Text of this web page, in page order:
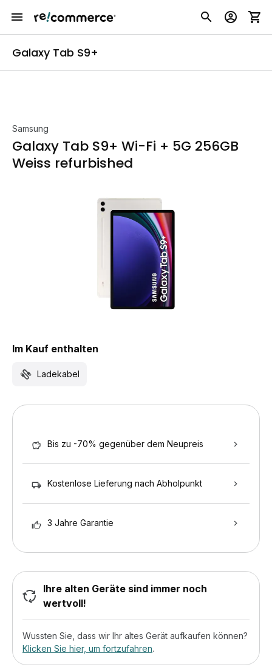
Galaxy Tab S9+
Samsung
Galaxy Tab S9+ Wi-Fi + 5G 256GB
Weiss refurbished
Im Kauf enthalten
Ladekabel
Bis zu -70% gegenüber dem Neupreis
Kostenlose Lieferung nach Abholpunkt
3 Jahre Garantie
Ihre alten Geräte sind immer noch
wertvoll!
Wussten Sie, dass wir Ihr altes Gerät aufkaufen können?
Klicken Sie hier, um fortzufahren.